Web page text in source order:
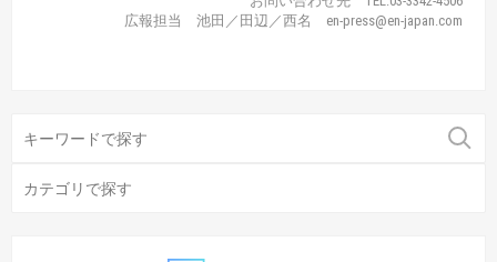
広報担当 池田／田辺／西名 en-press@en-japan.com